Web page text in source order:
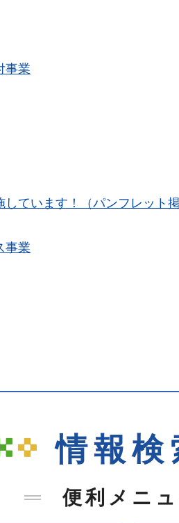
事業
ています！（パンフレット掲
事業
情報検
便利メニ